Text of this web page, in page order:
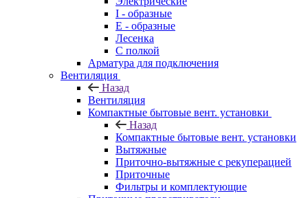
I - образные
E - образные
Лесенка
С полкой
Арматура для подключения
Вентиляция
Назад
Вентиляция
Компактные бытовые вент. установки
Назад
Компактные бытовые вент. установки
Вытяжные
Приточно-вытяжные с рекуперацией
Приточные
Фильтры и комплектующие